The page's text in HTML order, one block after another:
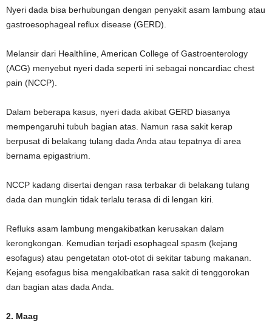
Nyeri dada bisa berhubungan dengan penyakit asam lambung atau
gastroesophageal reflux disease (GERD).
Melansir dari Healthline, American College of Gastroenterology
(ACG) menyebut nyeri dada seperti ini sebagai noncardiac chest
pain (NCCP).
Dalam beberapa kasus, nyeri dada akibat GERD biasanya
mempengaruhi tubuh bagian atas. Namun rasa sakit kerap
berpusat di belakang tulang dada Anda atau tepatnya di area
bernama epigastrium.
NCCP kadang disertai dengan rasa terbakar di belakang tulang
dada dan mungkin tidak terlalu terasa di di lengan kiri.
Refluks asam lambung mengakibatkan kerusakan dalam
kerongkongan. Kemudian terjadi esophageal spasm (kejang
esofagus) atau pengetatan otot-otot di sekitar tabung makanan.
Kejang esofagus bisa mengakibatkan rasa sakit di tenggorokan
dan bagian atas dada Anda.
2. Maag